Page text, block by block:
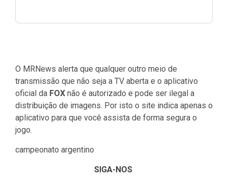
O MRNews alerta que qualquer outro meio de
transmissão que não seja a TV aberta e o aplicativo
oficial da FOX não é autorizado e pode ser ilegal a
distribuição de imagens. Por isto o site indica apenas o
aplicativo para que você assista de forma segura o
jogo.
campeonato argentino
SIGA-NOS